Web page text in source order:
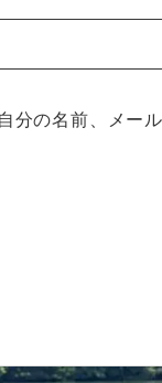
の名前、メー